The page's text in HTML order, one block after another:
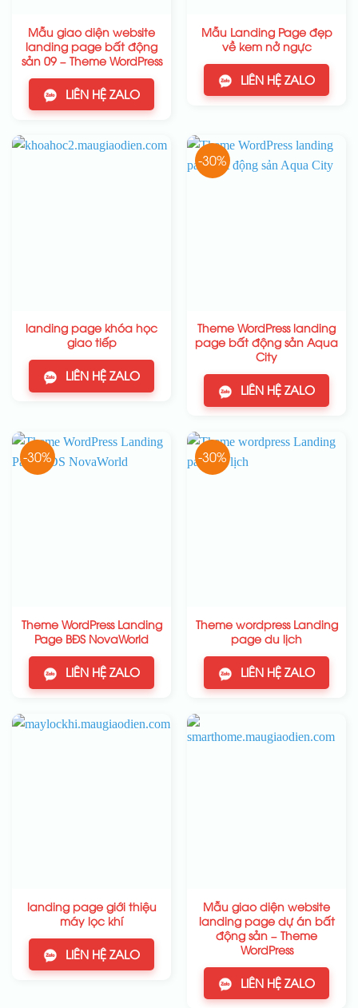
Mẫu giao diện website
landing page bất động
sản 09 – Theme WordPress
LIÊN HỆ ZALO
Mẫu Landing Page đẹp
về kem nở ngực
LIÊN HỆ ZALO
landing page khóa học
giao tiếp
LIÊN HỆ ZALO
-30%
Theme WordPress landing
page bất động sản Aqua
City
LIÊN HỆ ZALO
-30%
Theme WordPress Landing
Page BĐS NovaWorld
LIÊN HỆ ZALO
-30%
Theme wordpress Landing
page du lịch
LIÊN HỆ ZALO
landing page giới thiệu
máy lọc khí
LIÊN HỆ ZALO
Mẫu giao diện website
landing page dự án bất
động sản – Theme
WordPress
LIÊN HỆ ZALO